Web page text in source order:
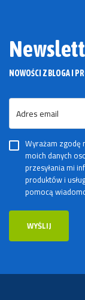
NOWOŚCI Z BLOGA I
Adres email
WYŚLIJ
Wyrażam zgodę
moich danych
przesyłania mi
produktów i
pomocą